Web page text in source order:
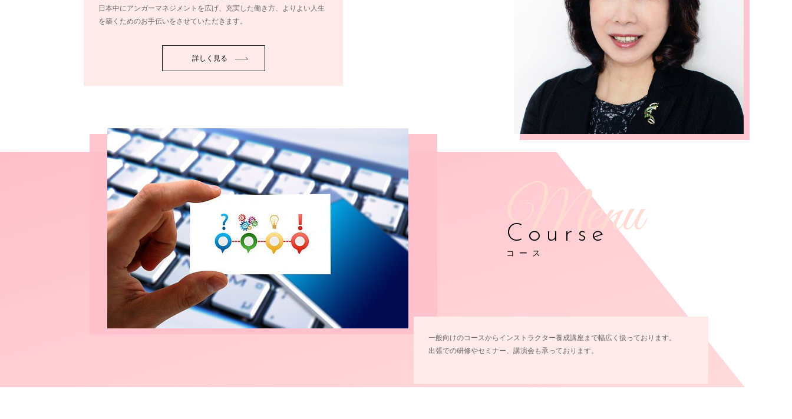
日本中にアンガーマネジメントを広げ、充実した働き方、よりよい人生
を築くためのお手伝いをさせていただきます。
詳しく見る
Course
コース
一般向けのコースからインストラクター養成講座まで幅広く扱っております。
出張での研修やセミナー、講演会も承っております。